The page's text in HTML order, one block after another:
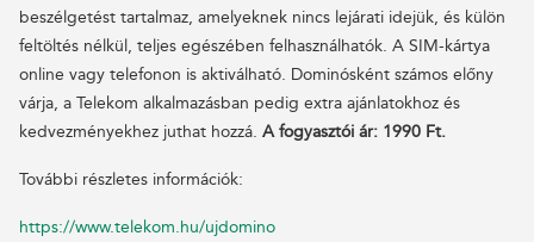
beszélgetést tartalmaz, amelyeknek nincs lejárati idejük, és külön
feltöltés nélkül, teljes egészében felhasználhatók. A SIM-kártya
online vagy telefonon is aktiválható. Dominósként számos előny
várja, a Telekom alkalmazásban pedig extra ajánlatokhoz és
kedvezményekhez juthat hozzá. A fogyasztói ár: 1990 Ft.
További részletes információk:
https://www.telekom.hu/ujdomino